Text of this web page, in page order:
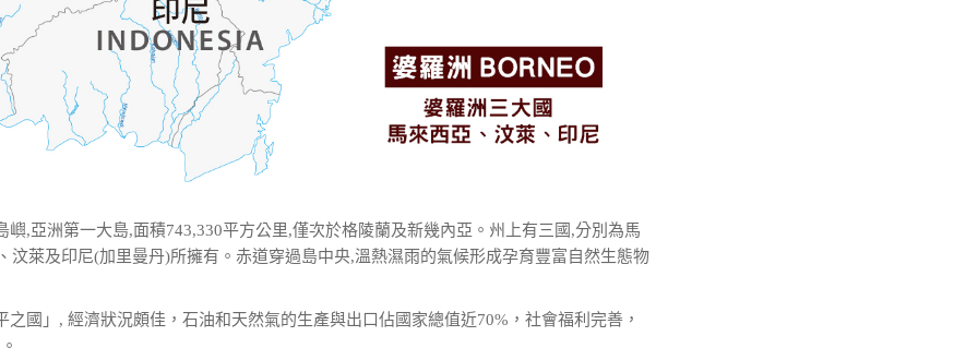
嶼,亞洲第一大島,面積743,330平方公里,僅次於格陵蘭及新幾內亞。州上有三國,分別為馬
汶萊及印尼(加里曼丹)所擁有。赤道穿過島中央,溫熱濕雨的氣候形成孕育豐富自然生態物
之國」, 經濟狀況頗佳，石油和天然氣的生產與出口佔國家總值近70%，社會福利完善，